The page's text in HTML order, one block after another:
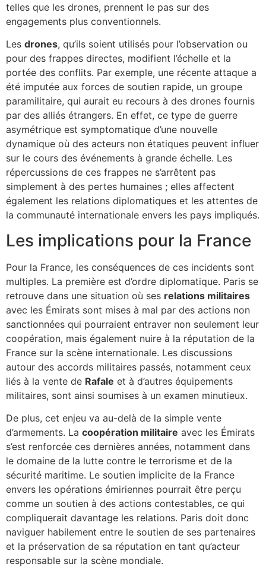
telles que les drones, prennent le pas sur des
engagements plus conventionnels.
Les drones, qu’ils soient utilisés pour l’observation ou
pour des frappes directes, modifient l’échelle et la
portée des conflits. Par exemple, une récente attaque a
été imputée aux forces de soutien rapide, un groupe
paramilitaire, qui aurait eu recours à des drones fournis
par des alliés étrangers. En effet, ce type de guerre
asymétrique est symptomatique d’une nouvelle
dynamique où des acteurs non étatiques peuvent influer
sur le cours des événements à grande échelle. Les
répercussions de ces frappes ne s’arrêtent pas
simplement à des pertes humaines ; elles affectent
également les relations diplomatiques et les attentes de
la communauté internationale envers les pays impliqués.
Les implications pour la France
Pour la France, les conséquences de ces incidents sont
multiples. La première est d’ordre diplomatique. Paris se
retrouve dans une situation où ses relations militaires
avec les Émirats sont mises à mal par des actions non
sanctionnées qui pourraient entraver non seulement leur
coopération, mais également nuire à la réputation de la
France sur la scène internationale. Les discussions
autour des accords militaires passés, notamment ceux
liés à la vente de Rafale et à d’autres équipements
militaires, sont ainsi soumises à un examen minutieux.
De plus, cet enjeu va au-delà de la simple vente
d’armements. La coopération militaire avec les Émirats
s’est renforcée ces dernières années, notamment dans
le domaine de la lutte contre le terrorisme et de la
sécurité maritime. Le soutien implicite de la France
envers les opérations émiriennes pourrait être perçu
comme un soutien à des actions contestables, ce qui
compliquerait davantage les relations. Paris doit donc
naviguer habilement entre le soutien de ses partenaires
et la préservation de sa réputation en tant qu’acteur
responsable sur la scène mondiale.